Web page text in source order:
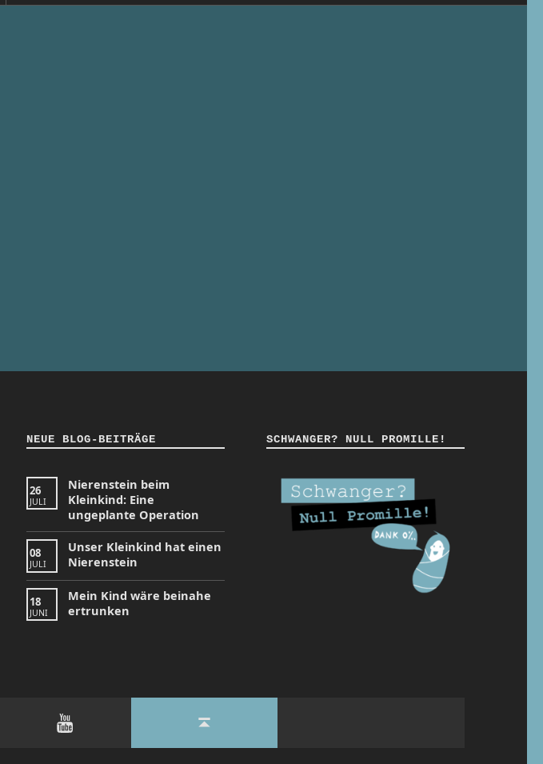
NEUE BLOG-BEITRÄGE
26
JULI
Nierenstein beim
Kleinkind: Eine
ungeplante Operation
08
JULI
Unser Kleinkind hat einen
Nierenstein
18
JUNI
Mein Kind wäre beinahe
ertrunken
SCHWANGER? NULL PROMILLE!
Back to top ↑